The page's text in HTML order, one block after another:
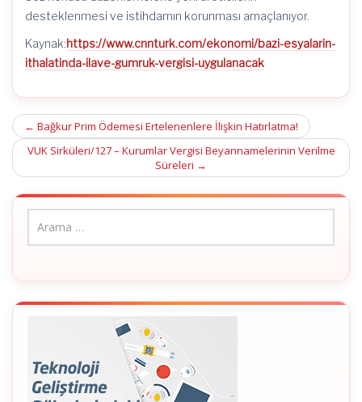
desteklenmesi ve istihdamın korunması amaçlanıyor.
Kaynak:https://www.cnnturk.com/ekonomi/bazi-esyalarin-
ithalatinda-ilave-gumruk-vergisi-uygulanacak
Post
navigation
← Bağkur Prim Ödemesi Ertelenenlere İlişkin Hatırlatma!
VUK Sirküleri/127 – Kurumlar Vergisi Beyannamelerinin Verilme
Süreleri →